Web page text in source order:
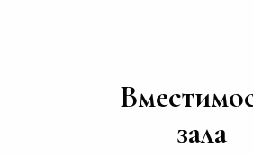
зала